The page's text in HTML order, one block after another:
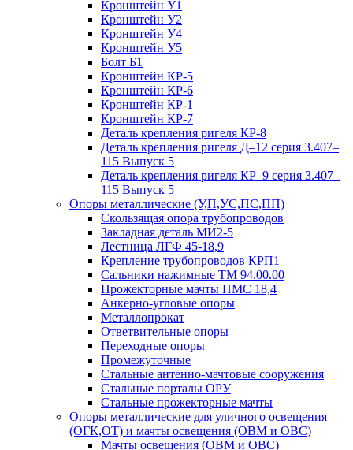
Кронштейн У1
Кронштейн У2
Кронштейн У4
Кронштейн У5
Болт Б1
Кронштейн КР-5
Кронштейн КР-6
Кронштейн КР-1
Кронштейн КР-7
Деталь крепления ригеля КР‑8
Деталь крепления ригеля Д–12 серия 3.407–
115 Выпуск 5
Деталь крепления ригеля КР–9 серия 3.407–
115 Выпуск 5
Опоры металлические (У,П,УС,ПС,ПП)
Скользящая опора трубопроводов
Закладная деталь МИ2-5
Лестница ЛГФ 45-18,9
Крепление трубопроводов КРП1
Сальники нажимные ТМ 94.00.00
Прожекторные мачты ПМС 18,4
Анкерно-угловые опоры
Металлопрокат
Ответвительные опоры
Переходные опоры
Промежуточные
Стальные антенно-мачтовые сооружения
Стальные порталы ОРУ
Стальные прожекторные мачты
Опоры металлические для уличного освещения
(ОГК,ОТ) и мачты освещения (ОВМ и ОВС)
Мачты освещения (ОВМ и ОВС)